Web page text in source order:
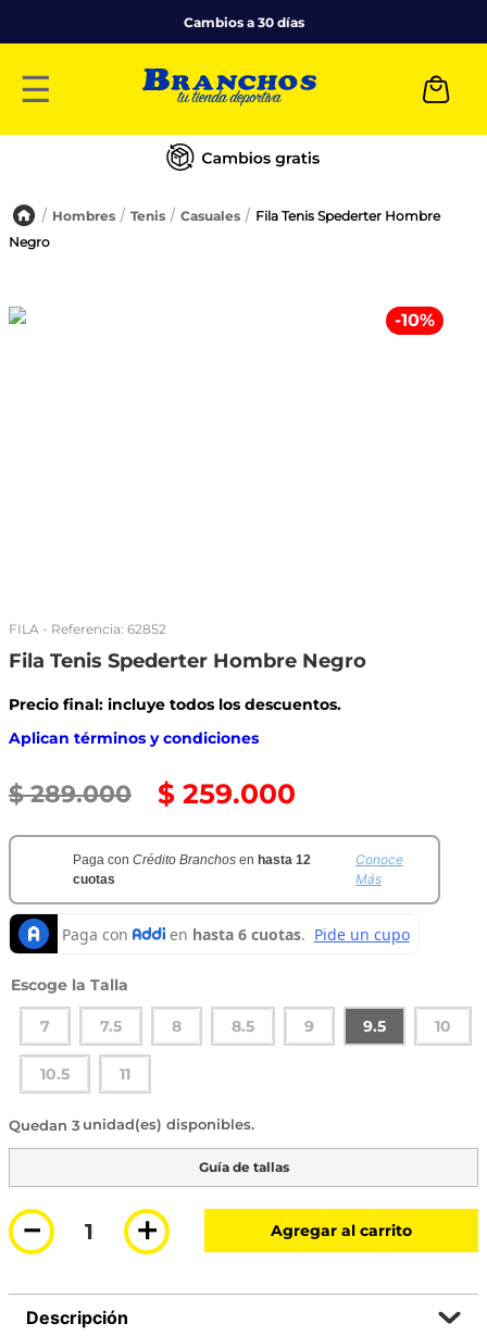
Cambios a 30 días
☰
Hombres Tenis Casuales
Fila Tenis Spederter Hombre
Negro
-10%
FILA - Referencia: 62852
Fila Tenis Spederter Hombre Negro
Precio final: incluye todos los descuentos.
Aplican términos y condiciones
$ 289.000 $ 259.000
Paga con Crédito Branchos en hasta 12
cuotas
Conoce
Más
Talla
7 7.5 8 8.5 9 9.5 10
10.5 11
3 disponibles
Guía de tallas
＋
－ Agregar al carrito
Descripción